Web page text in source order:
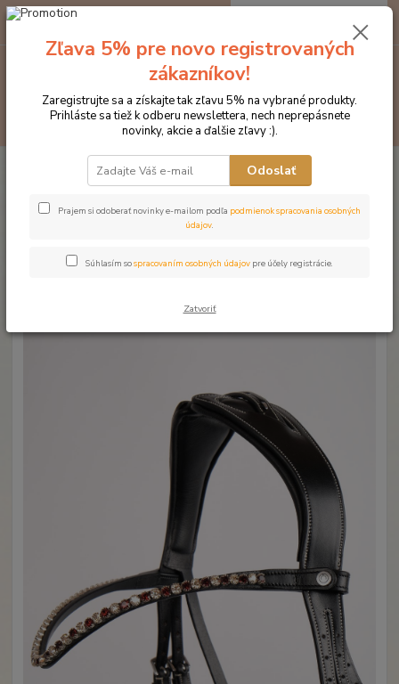
Hľadať
za0 €
Značka oblečenia MONTAR ZĽAVY!
Čelenky na uzdečky
MONTAR Plum honey crystal čierna
MONTAR Plum honey crystal
čierna
Zľava 5% pre novo registrovaných
zákazníkov!
Zaregistrujte sa a získajte tak zľavu 5% na vybrané produkty.
Prihláste sa tiež k odberu newslettera, nech neprepásnete
novinky, akcie a ďalšie zľavy :).
Odoslať
Prajem si odoberať novinky e-mailom podľa podmienok spracovania osobných
údajov.
Súhlasím sospracovaním osobných údajov pre účely registrácie.
Zatvoriť